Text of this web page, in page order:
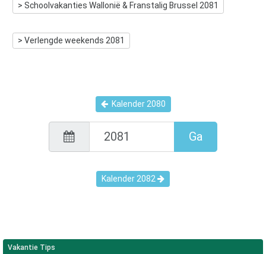
> Schoolvakanties Wallonië & Franstalig Brussel 2081
> Verlengde weekends 2081
Kalender 2080
Ga
Kalender 2082
Vakantie Tips